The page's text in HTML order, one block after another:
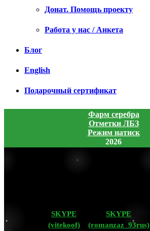
Донат. Помощь проекту
Работа у нас / Анкета
Блог
English
Подарочный сертификат
Фарм серебра
Отметки ЛБЗ
Режим натиск
2026
SKYPE
(vitekoof)
SKYPE
(romanzaz_93rus)